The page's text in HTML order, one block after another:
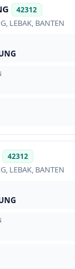
42312
, LEBAK, BANTEN
42312
, LEBAK, BANTEN